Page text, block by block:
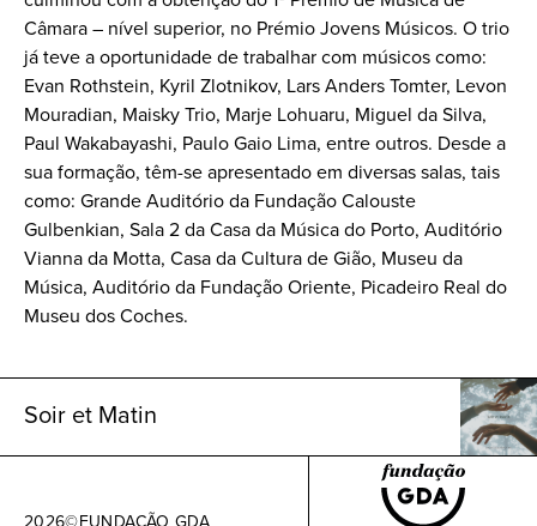
Câmara – nível superior, no Prémio Jovens Músicos. O trio
já teve a oportunidade de trabalhar com músicos como:
Evan Rothstein, Kyril Zlotnikov, Lars Anders Tomter, Levon
Mouradian, Maisky Trio, Marje Lohuaru, Miguel da Silva,
Paul Wakabayashi, Paulo Gaio Lima, entre outros. Desde a
sua formação, têm-se apresentado em diversas salas, tais
como: Grande Auditório da Fundação Calouste
Gulbenkian, Sala 2 da Casa da Música do Porto, Auditório
Vianna da Motta, Casa da Cultura de Gião, Museu da
Música, Auditório da Fundação Oriente, Picadeiro Real do
Museu dos Coches.
Soir et Matin
2026©FUNDAÇÃO GDA